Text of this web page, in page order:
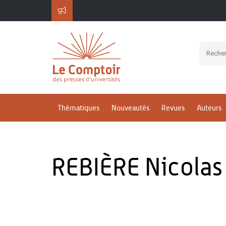
Thématiques Nouveautés Revues Auteurs
REBIÈRE Nicolas